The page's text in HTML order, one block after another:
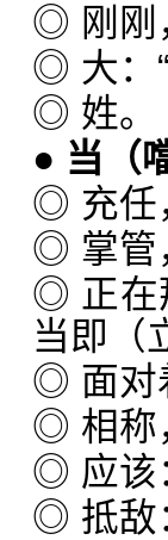
◎ 刚刚
◎ 大：
◎ 姓。
● 当 （
◎ 充任
◎ 掌管
◎ 正在
当即（
◎ 面对
◎ 相称
◎ 应该
◎ 抵敌